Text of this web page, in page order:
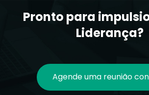
Pronto para
Liderança?
Agende uma reunião